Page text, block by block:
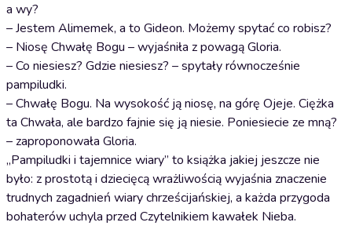
a wy?
– Jestem Alimemek, a to Gideon. Możemy spytać co robisz?
– Niosę Chwałę Bogu – wyjaśniła z powagą Gloria.
– Co niesiesz? Gdzie niesiesz? – spytały równocześnie
pampiludki.
– Chwałę Bogu. Na wysokość ją niosę, na górę Ojeje. Ciężka
ta Chwała, ale bardzo fajnie się ją niesie. Poniesiecie ze mną?
– zaproponowała Gloria.
„Pampiludki i tajemnice wiary” to książka jakiej jeszcze nie
było: z prostotą i dziecięcą wrażliwością wyjaśnia znaczenie
trudnych zagadnień wiary chrześcijańskiej, a każda przygoda
bohaterów uchyla przed Czytelnikiem kawałek Nieba.